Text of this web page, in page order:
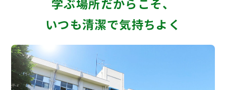
学ぶ場所だからこそ、
いつも清潔で気持ちよく